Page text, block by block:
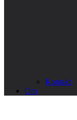
Kontakt
Om